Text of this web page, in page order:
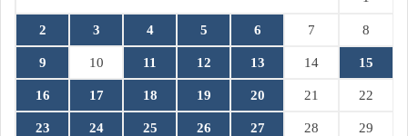
2 3 4 5 6 7 8
9 10 11 12 13 14 15
16 17 18 19 20 21 22
23 24 25 26 27 28 29